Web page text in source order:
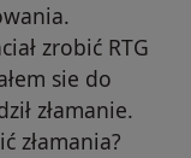
zrobić RTG
sie do
złamanie.
złamania?